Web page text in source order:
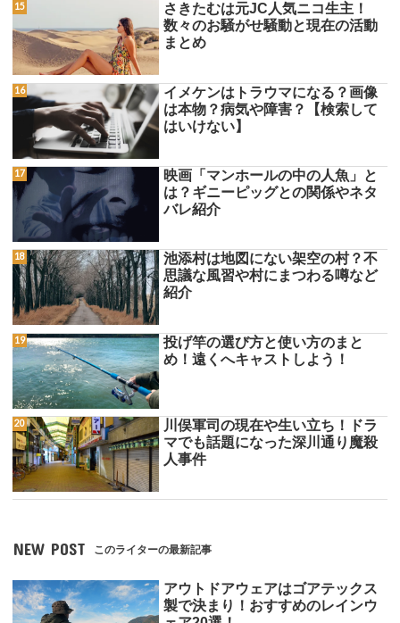
さきたむは元JC人気ニコ生主！
数々のお騒がせ騒動と現在の活動
まとめ
イメケンはトラウマになる？画像
は本物？病気や障害？【検索して
はいけない】
映画「マンホールの中の人魚」と
は？ギニーピッグとの関係やネタ
バレ紹介
池添村は地図にない架空の村？不
思議な風習や村にまつわる噂など
紹介
投げ竿の選び方と使い方のまと
め！遠くへキャストしよう！
川俣軍司の現在や生い立ち！ドラ
マでも話題になった深川通り魔殺
人事件
NEW POST このライターの最新記事
アウトドアウェアはゴアテックス
製で決まり！おすすめのレインウ